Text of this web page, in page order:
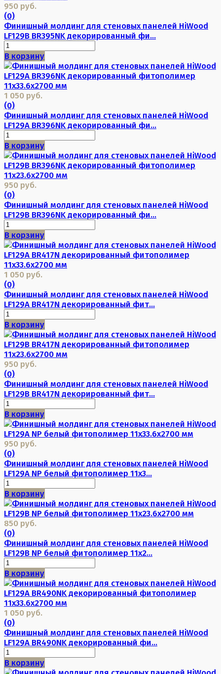
950 руб.
(0)
Финишный молдинг для стеновых панелей HiWood
LF129B BR395NK декорированный фи...
В корзину
1 050 руб.
(0)
Финишный молдинг для стеновых панелей HiWood
LF129A BR396NK декорированный фи...
В корзину
950 руб.
(0)
Финишный молдинг для стеновых панелей HiWood
LF129B BR396NK декорированный фи...
В корзину
1 050 руб.
(0)
Финишный молдинг для стеновых панелей HiWood
LF129A BR417N декорированный фит...
В корзину
950 руб.
(0)
Финишный молдинг для стеновых панелей HiWood
LF129B BR417N декорированный фит...
В корзину
950 руб.
(0)
Финишный молдинг для стеновых панелей HiWood
LF129A NP белый фитополимер 11х3...
В корзину
850 руб.
(0)
Финишный молдинг для стеновых панелей HiWood
LF129B NP белый фитополимер 11х2...
В корзину
1 050 руб.
(0)
Финишный молдинг для стеновых панелей HiWood
LF129A BR490NK декорированный фи...
В корзину